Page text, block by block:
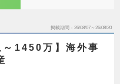
掲載期間 26/08/07～26/08/20
～1450万】海外事